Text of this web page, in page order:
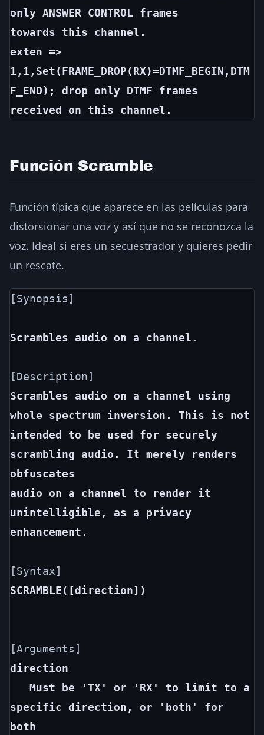
only ANSWER CONTROL frames
towards this channel.
exten =>
1,1,Set(FRAME_DROP(RX)=DTMF_BEGIN,DTM
F_END); drop only DTMF frames
received on this channel.
Función Scramble
Función típica que aparece en las películas para
distorsionar una voz y así que no se reconozca la
voz. Ideal si eres un secuestrador y quieres pedir
un rescate.
[Synopsis]
Scrambles audio on a channel.
Scrambles audio on a channel using
whole spectrum inversion. This is not
intended to be used for securely
scrambling audio. It merely renders
obfuscates
audio on a channel to render it
unintelligible, as a privacy
enhancement.
SCRAMBLE([direction])
direction
Must be 'TX' or 'RX' to limit to a
specific direction, or 'both' for
both